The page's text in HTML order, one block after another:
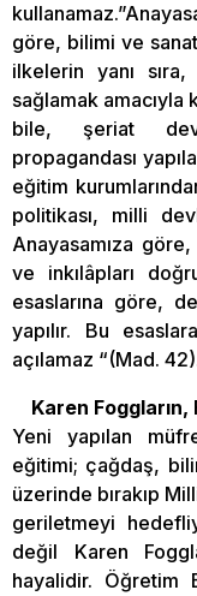
göre, bilimi ve
ilkelerin yanı
sağlamak amacıyla
bile, şeriat
propagandası
eğitim
politikası, milli
Anayasamıza
ve inkılâpları
esaslarına göre,
yapılır. Bu
açılamaz “(Mad.
Karen Foggların,
Yeni yapılan
eğitimi; çağdaş,
üzerinde bırakıp
geriletmeyi
değil Karen
hayalidir. Öğretim